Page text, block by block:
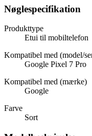
Nøglespecifikation
Produkttype
Etui til mobiltelefon
Kompatibel med (model/
Google Pixel 7 Pro
Kompatibel med (mærke)
Google
Farve
Sort